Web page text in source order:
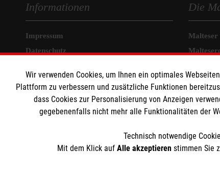
Informationen
Impressum
Datenschutz
Die
Malteser
Wir verwenden Cookies, um Ihnen ein optimales
Plattform zu verbessern und zusätzliche Funktionen
dass Cookies zur Personalisierung von Anzeigen
gegebenenfalls nicht mehr alle Funktionalitäten der
Technisch notwendige
Mit dem Klick auf Alle akzeptieren stimmen Sie